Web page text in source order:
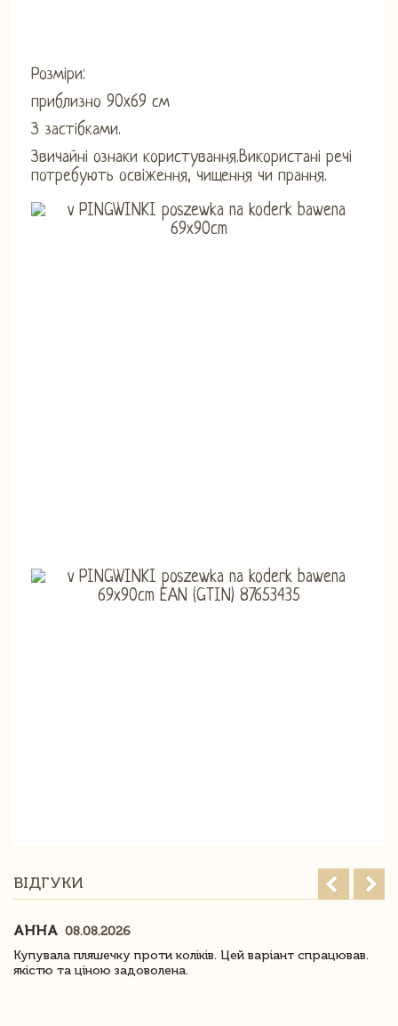
Розміри:
приблизно 90x69 см
З застібками.
Звичайні ознаки користування.Використані речі
потребують освіження, чищення чи прання.
ВІДГУКИ
АННА 08.08.2026
Купувала пляшечку проти коліків. Цей варіант спрацював.
якістю та ціною задоволена.